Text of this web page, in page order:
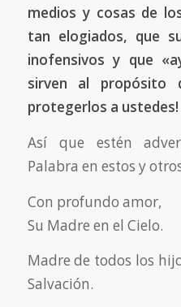
medios y cosas de
tan elogiados, que
inofensivos y que
sirven al propósito
protegerlos a ustedes!
Así que estén
Palabra en estos y
Con profundo amor,
Su Madre en el Cielo.
Madre de todos los
Salvación.